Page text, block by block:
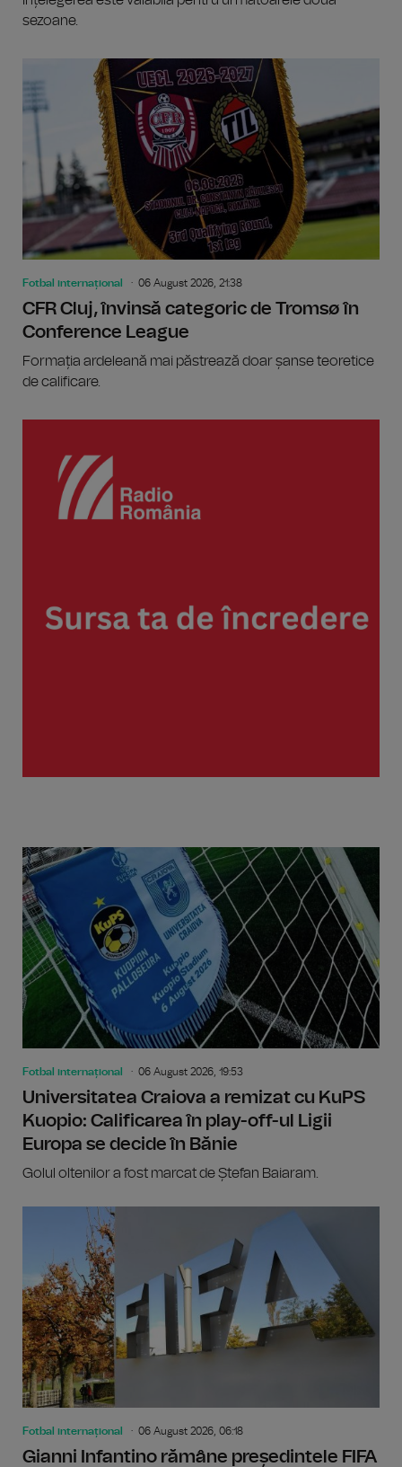
sezoane.
Fotbal internațional 06 August 2026, 21:38
CFR Cluj, învinsă categoric de Tromsø în
Conference League
Formația ardeleană mai păstrează doar șanse teoretice
de calificare.
Fotbal internațional 06 August 2026, 19:53
Universitatea Craiova a remizat cu KuPS
Kuopio: Calificarea în play-off-ul Ligii
Europa se decide în Bănie
Golul oltenilor a fost marcat de Ștefan Baiaram.
Fotbal internațional 06 August 2026, 06:18
Gianni Infantino rămâne președintele FIFA